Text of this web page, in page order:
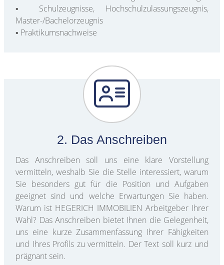
▪ Schulzeugnisse, Hochschulzulassungszeugnis,
Master-/Bachelorzeugnis
▪ Praktikumsnachweise
2. Das Anschreiben
Das Anschreiben soll uns eine klare Vorstellung
vermitteln, weshalb Sie die Stelle interessiert, warum
Sie besonders gut für die Position und Aufgaben
geeignet sind und welche Erwartungen Sie haben.
Warum ist HEGERICH IMMOBILIEN Arbeitgeber Ihrer
Wahl? Das Anschreiben bietet Ihnen die Gelegenheit,
uns eine kurze Zusammenfassung Ihrer Fähigkeiten
und Ihres Profils zu vermitteln. Der Text soll kurz und
prägnant sein.